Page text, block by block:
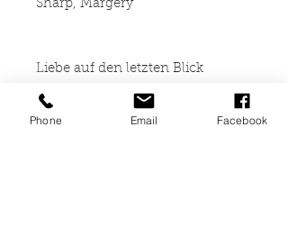
Sharp, Margery
Liebe auf den letzten Blick
Phone Email Facebook